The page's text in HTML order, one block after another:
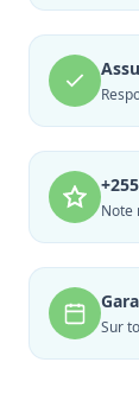
Note
Sur